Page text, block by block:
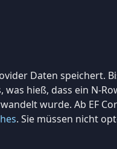
Daten speichert.
hieß, dass ein N-
wurde. Ab EF
. Sie müssen nicht